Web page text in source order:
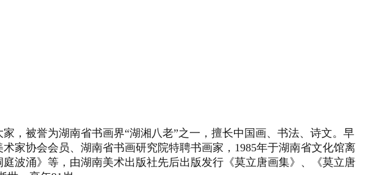
，被誉为湖南省书画界“湖湘八老”之一，擅长中国画、书法、诗文。早
家协会会员、湖南省书画研究院特聘书画家，1985年于湖南省文化馆离
庭波涌》等，由湖南美术出版社先后出版发行《莫立唐画集》、《莫立唐